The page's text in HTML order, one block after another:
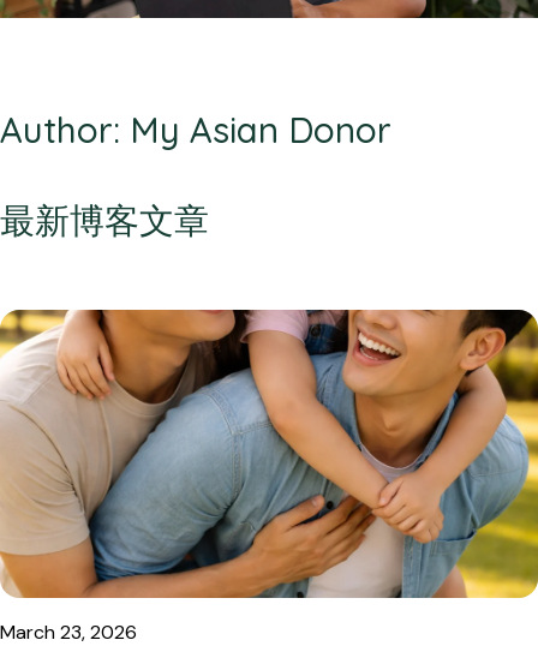
Author: My Asian Donor
最新博客文章
March 23, 2026